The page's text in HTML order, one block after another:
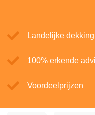
Landelijke dekking
100% erkende
Voordeelprijzen